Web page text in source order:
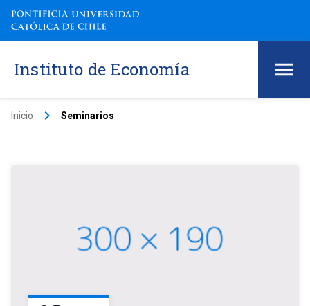
Instituto de Economía
Inicio keyboard_arrow_right Seminarios